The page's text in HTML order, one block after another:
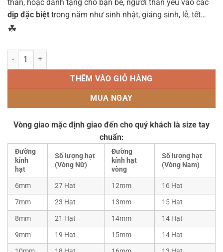
thân, hoặc dành tặng cho bạn bè, người thân yêu vào các
dịp đặc biệt trong năm như sinh nhật, giáng sinh, lễ, tết…
☘
Vòng Tay Đá Thạch Anh Xanh Lá (Prehnite) 6 ly số lượng
THÊM VÀO GIỎ HÀNG
MUA NGAY
Vòng giao mặc định giao đến cho quý khách là size tay
chuẩn:
Đường
kính
hạt
Số lượng hạt
(Vòng Nữ)
Đường
kính hạt
vòng
Số lượng hạt
(Vòng Nam)
6mm 27 Hạt 12mm
16 Hạt
7mm
23 Hạt 13mm
15 Hạt
8mm
21 Hạt 14mm
14 Hạt
9mm
19 Hạt 15mm
14 Hạt